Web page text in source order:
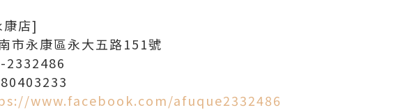
店]
市永康區永大五路151號
2332486
www.facebook.com/afuque2332486